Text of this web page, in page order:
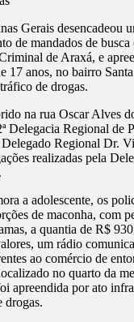
Gerais desencadeou
de mandados de busca
de Araxá, e
17 anos, no bairro
de drogas.
na rua Oscar Alves
Delegacia Regional de
Regional Dr.
realizadas pela
a adolescente, os
de maconha, com
a quantia de R$
um rádio
ao comércio de
no quarto da
apreendida por ato
drogas.